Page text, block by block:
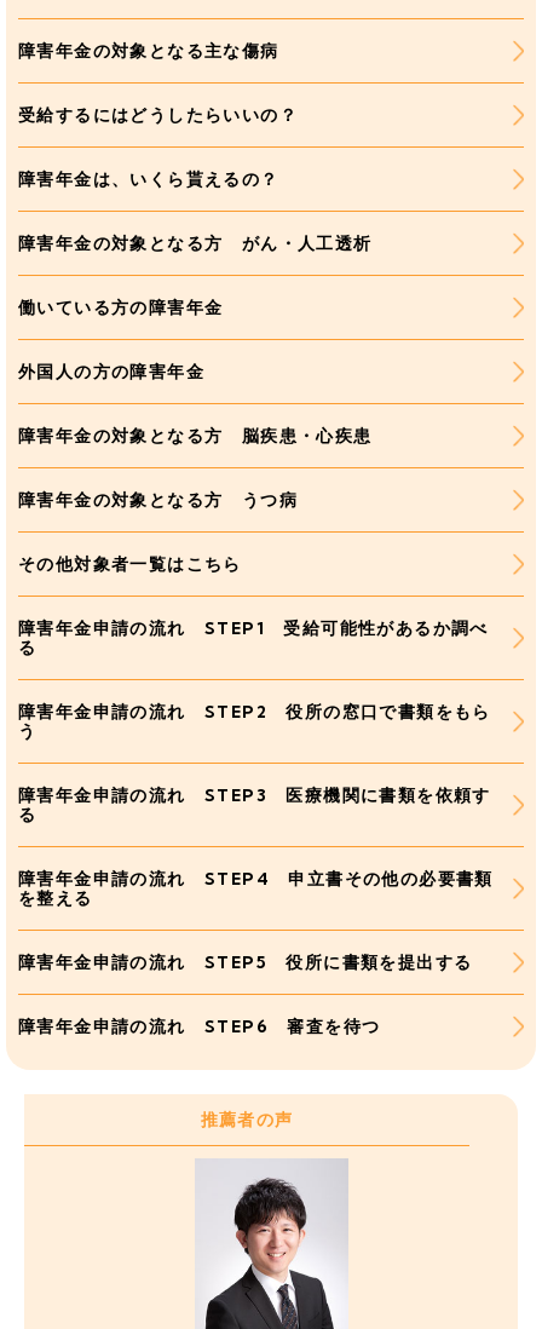
障害年金の対象となる主な傷病
受給するにはどうしたらいいの？
障害年金は、いくら貰えるの？
障害年金の対象となる方 がん・人工透析
働いている方の障害年金
外国人の方の障害年金
障害年金の対象となる方 脳疾患・心疾患
障害年金の対象となる方 うつ病
その他対象者一覧はこちら
障害年金申請の流れ STEP1 受給可能性があるか調べ
る
障害年金申請の流れ STEP2 役所の窓口で書類をもら
う
障害年金申請の流れ STEP3 医療機関に書類を依頼す
る
障害年金申請の流れ STEP4 申立書その他の必要書類
を整える
障害年金申請の流れ STEP5 役所に書類を提出する
障害年金申請の流れ STEP6 審査を待つ
推薦者の声